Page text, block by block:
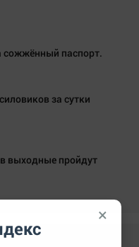
сожжённый паспорт.
за сутки
выходные пройдут
×